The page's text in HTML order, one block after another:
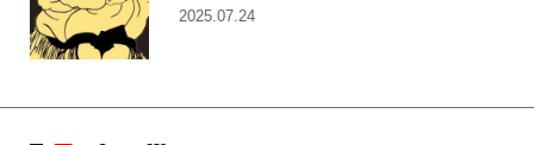
2025.07.24